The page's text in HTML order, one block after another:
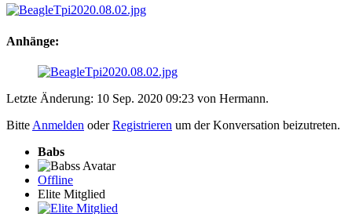
Anhänge:
Letzte Änderung: 10 Sep. 2020 09:23 von Hermann.
Bitte Anmelden oderRegistrieren um der Konversation beizutreten.
Babs
Offline
Elite Mitglied